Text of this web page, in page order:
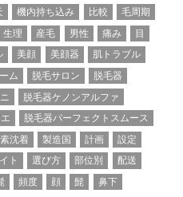
機内持ち込み 比較
毛周期
生理 産毛 男性 痛み
目
美顔 美顔器
肌トラブル
ム 脱毛サロン
脱毛器
脱毛器ケノンアルファ
脱毛器パーフェクトスムース
沈着 製造国 計画
設定
ト 選び方 部位別
配送
頻度 顔 髭 鼻下